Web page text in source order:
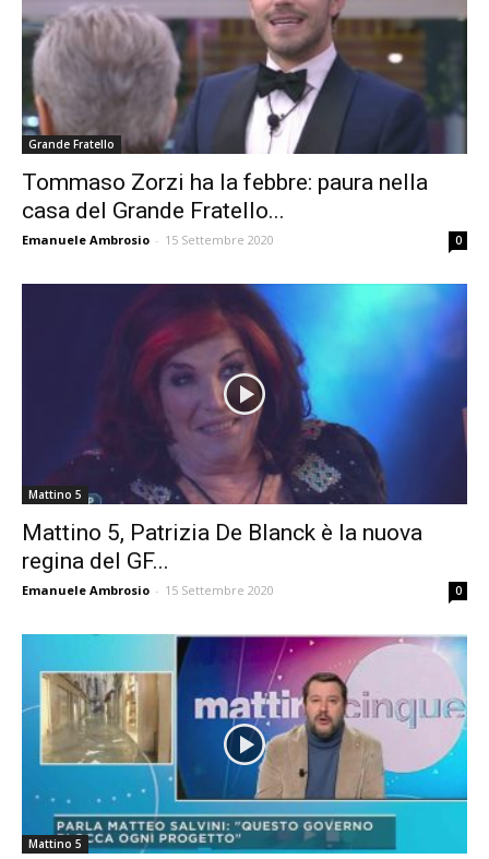
Grande Fratello
Tommaso Zorzi ha la febbre: paura nella
casa del Grande Fratello...
Emanuele Ambrosio - 15 Settembre 2020 0
Mattino 5
Mattino 5, Patrizia De Blanck è la nuova
regina del GF...
Emanuele Ambrosio - 15 Settembre 2020 0
Mattino 5